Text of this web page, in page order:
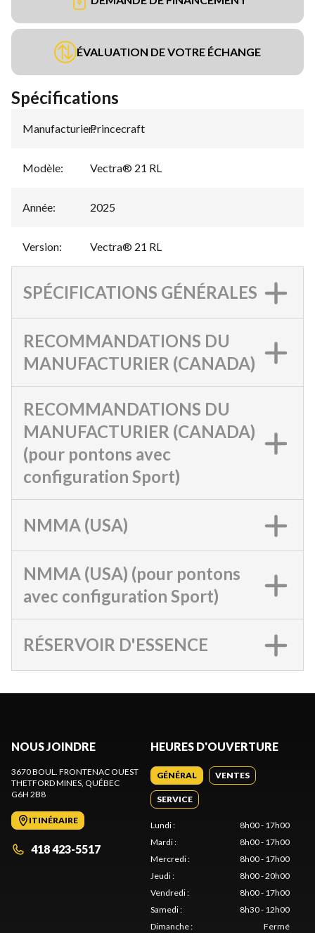
ÉVALUATION DE VOTRE ÉCHANGE
Spécifications
Manufacturier:
Princecraft
Modèle: Vectra® 21 RL
Année: 2025
Version: Vectra® 21 RL
SPÉCIFICATIONS GÉNÉRALES
RECOMMANDATIONS DU
MANUFACTURIER (CANADA)
RECOMMANDATIONS DU
MANUFACTURIER (CANADA)
(pour pontons avec
configuration Sport)
NMMA (USA)
NMMA (USA) (pour pontons
avec configuration Sport)
RÉSERVOIR D'ESSENCE
NOUS JOINDRE
3670 BOUL. FRONTENAC OUEST
THETFORD MINES, QUÉBEC
G6H 2B8
ITINÉRAIRE
418 423-5517
HEURES D'OUVERTURE
GÉNÉRAL VENTES
SERVICE
Lundi:
8h00 - 17h00
Mardi:
8h00 - 17h00
Mercredi:
8h00 - 17h00
Jeudi:
8h00 - 20h00
Vendredi:
8h00 - 17h00
Samedi:
8h30 - 12h00
Dimanche: Fermé